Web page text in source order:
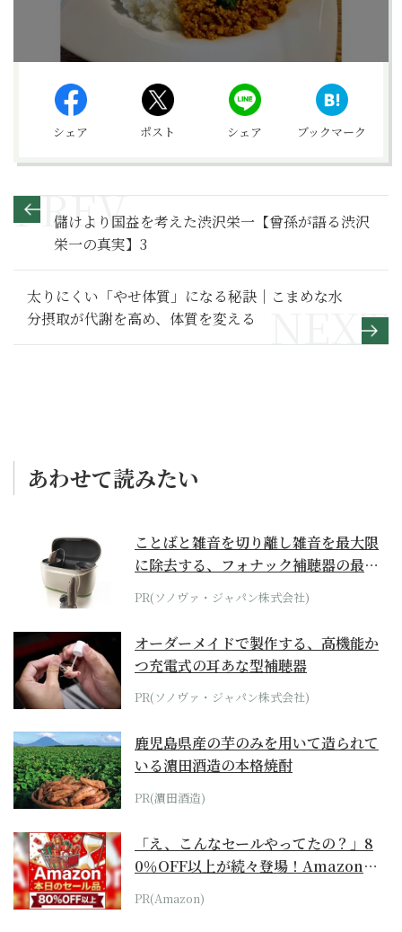
シェア ポスト シェア ブックマーク
儲けより国益を考えた渋沢栄一【曾孫が語る渋沢
栄一の真実】3
太りにくい「やせ体質」になる秘訣｜こまめな水
分摂取が代謝を高め、体質を変える
あわせて読みたい
ことばと雑音を切り離し雑音を最大限
に除去する、フォナック補聴器の最上
位モデル
PR(ソノヴァ・ジャパン株式会社)
オーダーメイドで製作する、高機能か
つ充電式の耳あな型補聴器
PR(ソノヴァ・ジャパン株式会社)
鹿児島県産の芋のみを用いて造られて
いる濵田酒造の本格焼酎
PR(濵田酒造)
「え、こんなセールやってたの？」8
0％OFF以上が続々登場！Amazonの
本気が...
PR(Amazon)